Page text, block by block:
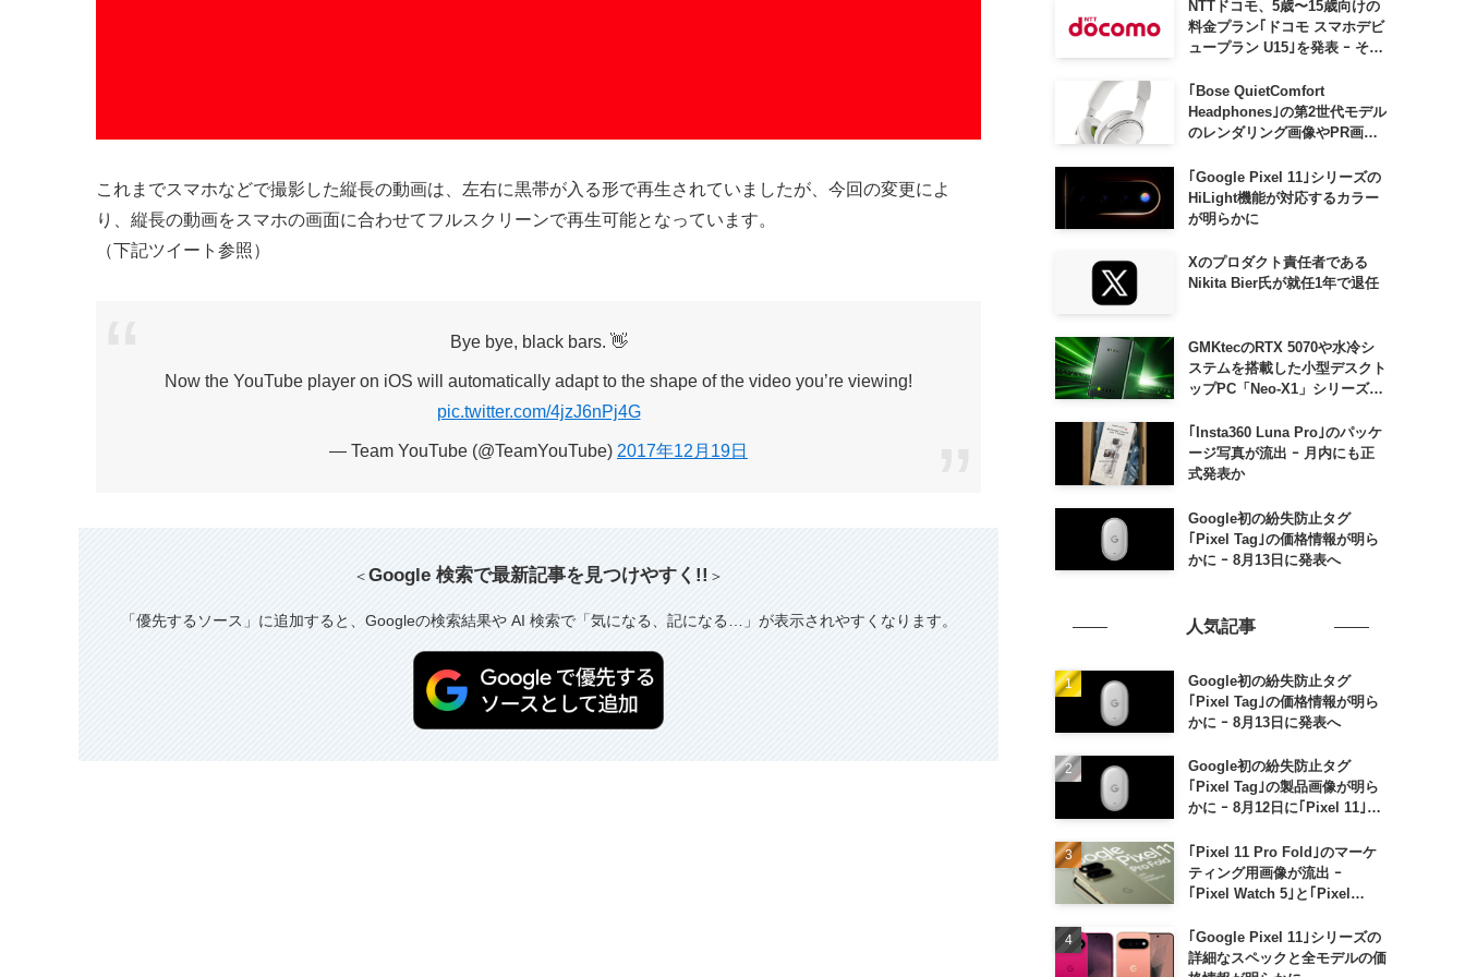
これまでスマホなどで撮影した縦長の動画は、左右に黒帯が入る形で再生されていましたが、今回の変更によ
り、縦長の動画をスマホの画面に合わせてフルスクリーンで再生可能となっています。
（下記ツイート参照）
Bye bye, black bars. 👋
Now the YouTube player on iOS will automatically adapt to the shape of the video you’re viewing!
pic.twitter.com/4jzJ6nPj4G
— Team YouTube (@TeamYouTube) 2017年12月19日
＜Google 検索で最新記事を見つけやすく!! ＞
「優先するソース」に追加すると、Googleの検索結果や AI 検索で「気になる、記になる…」が表示されやすくなります。
NTTドコモ、5歳〜15歳向けの
料金プラン｢ドコモ スマホデビ
ュープラン U15｣を発表 ｰ その
子割｣も
｢Bose QuietComfort
Headphones｣の第2世代モデル
のレンダリング画像やPR画像
｢Google Pixel 11｣シリーズの
HiLight機能が対応するカラー
が明らかに
Xのプロダクト責任者である
Nikita Bier氏が就任1年で退任
GMKtecのRTX 5070や水冷シ
ステムを搭載した小型デスクト
ップPC「Neo-X1」シリーズ、
｢Insta360 Luna Pro｣のパッケ
ージ写真が流出 ｰ 月内にも正
式発表か
Google初の紛失防止タグ
｢Pixel Tag｣の価格情報が明ら
かに ｰ 8月13日に発表へ
人気記事
Google初の紛失防止タグ
｢Pixel Tag｣の価格情報が明ら
かに ｰ 8月13日に発表へ
Google初の紛失防止タグ
｢Pixel Tag｣の製品画像が明ら
かに ｰ 8月12日に｢Pixel 11｣な
｢Pixel 11 Pro Fold｣のマーケ
ティング用画像が流出 ｰ
｢Pixel Watch 5｣と｢Pixel
も｢Google Pixel 11｣シリーズの
詳細なスペックと全モデルの価